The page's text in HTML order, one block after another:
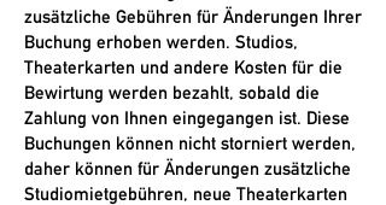
zusätzliche Gebühren für Änderungen Ihrer
Buchung erhoben werden. Studios,
Theaterkarten und andere Kosten für die
Bewirtung werden bezahlt, sobald die
Zahlung von Ihnen eingegangen ist. Diese
Buchungen können nicht storniert werden,
daher können für Änderungen zusätzliche
Studiomietgebühren, neue Theaterkarten